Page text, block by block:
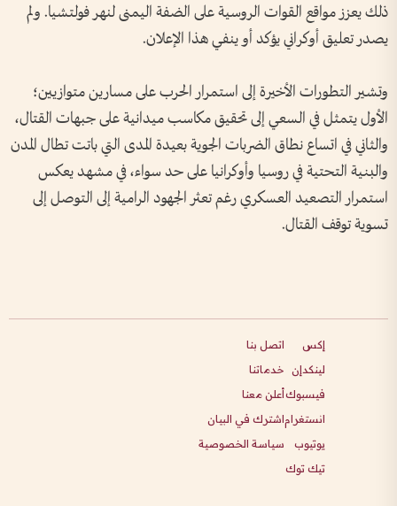
ذلك يعزز مواقع القوات الروسية على الضفة اليمنى لنهر فولتشيا. ولم
يصدر تعليق أوكراني يؤكد أو ينفي هذا الإعلان.
وتشير التطورات الأخيرة إلى استمرار الحرب على مسارين متوازيين؛
الأول يتمثل في السعي إلى تحقيق مكاسب ميدانية على جبهات القتال،
والثاني في اتساع نطاق الضربات الجوية بعيدة المدى التي باتت تطال المدن
والبنية التحتية في روسيا وأوكرانيا على حد سواء، في مشهد يعكس
استمرار التصعيد العسكري رغم تعثر الجهود الرامية إلى التوصل إلى
تسوية توقف القتال.
إكس
لينكدإن
فيسبوك
انستغرام
يوتيوب
تيك توك
اتصل بنا
خدماتنا
أعلن معنا
اشترك في البيان
سياسة الخصوصية